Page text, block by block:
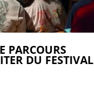
PARCOURS
DU FESTIVAL